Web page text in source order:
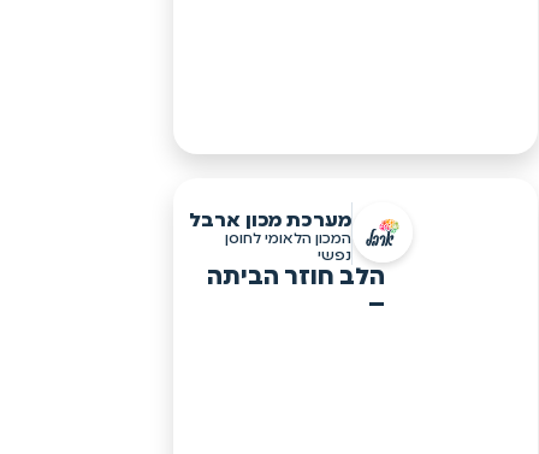
מערכת מכון ארבל
המכון הלאומי לחוסן
נפשי
הלב חוזר הביתה
–